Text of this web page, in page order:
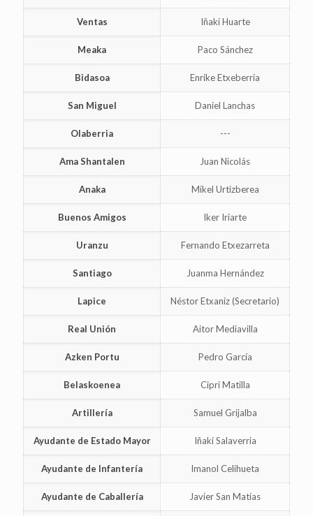
Ventas Iñaki Huarte
Meaka Paco Sánchez
Bidasoa Enrike Etxeberria
San Miguel Daniel Lanchas
Olaberria ---
Ama Shantalen Juan Nicolás
Anaka Mikel Urtizberea
Buenos Amigos Iker Iriarte
Uranzu Fernando Etxezarreta
Santiago Juanma Hernández
Lapice Néstor Etxaniz (Secretario)
Real Unión Aitor Mediavilla
Azken Portu Pedro García
Belaskoenea Cipri Matilla
Artillería Samuel Grijalba
Ayudante de Estado Mayor Iñaki Salaverria
Ayudante de Infantería Imanol Celihueta
Ayudante de Caballería Javier San Matías